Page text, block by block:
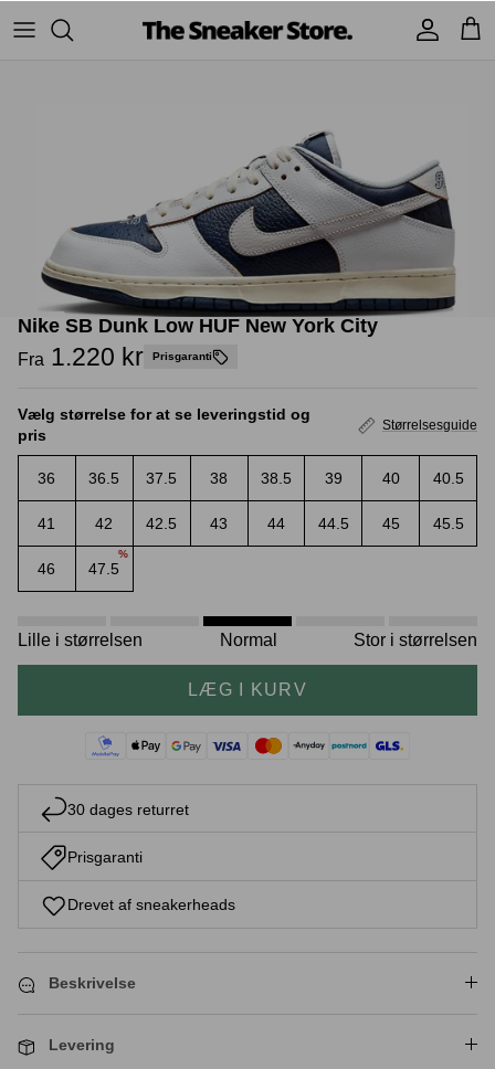
UGG
Yeezy
Jordans
New Balance
Andre brands
BAPE - A Bathing Ape
TSS Collection
Accessories
Sneaker rengøring
Nike SB Dunk Low HUF New York City
Fra 1.220 kr Prisgaranti
Vælg størrelse for at se leveringstid og
pris
Størrelsesguide
36 36.5 37.5 38 38.5 39 40 40.5
41 42 42.5 43 44 44.5 45 45.5
46 47.5
%
Lille i størrelsen Normal Stor i størrelsen
LÆG I KURV
30 dages returret
Prisgaranti
Drevet af sneakerheads
Beskrivelse
Levering